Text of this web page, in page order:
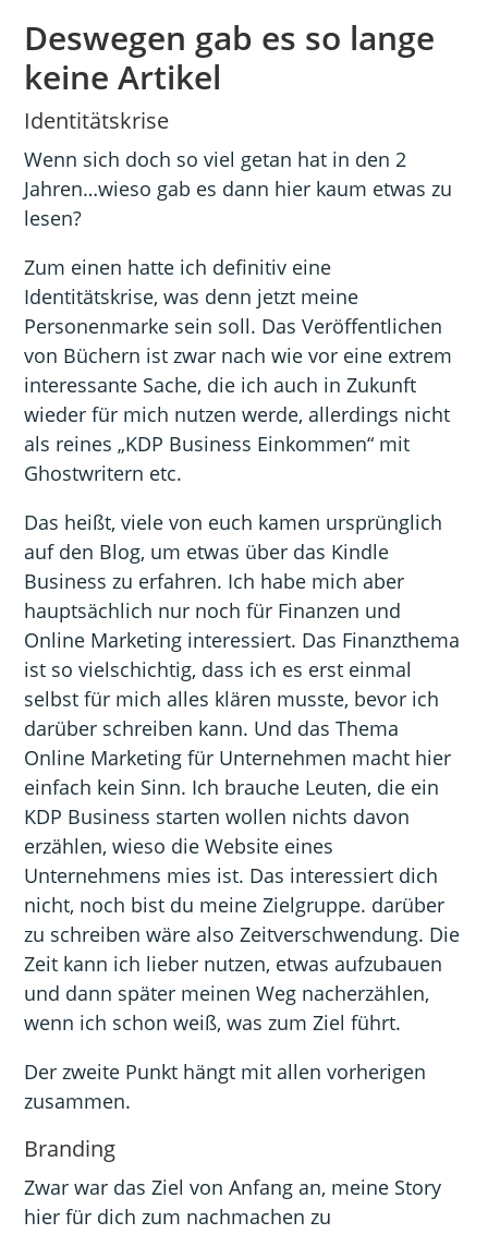
Deswegen gab es so lange
keine Artikel
Identitätskrise
Wenn sich doch so viel getan hat in den 2
Jahren…wieso gab es dann hier kaum etwas zu
lesen?
Zum einen hatte ich definitiv eine
Identitätskrise, was denn jetzt meine
Personenmarke sein soll. Das Veröffentlichen
von Büchern ist zwar nach wie vor eine extrem
interessante Sache, die ich auch in Zukunft
wieder für mich nutzen werde, allerdings nicht
als reines „KDP Business Einkommen“ mit
Ghostwritern etc.
Das heißt, viele von euch kamen ursprünglich
auf den Blog, um etwas über das Kindle
Business zu erfahren. Ich habe mich aber
hauptsächlich nur noch für Finanzen und
Online Marketing interessiert. Das Finanzthema
ist so vielschichtig, dass ich es erst einmal
selbst für mich alles klären musste, bevor ich
darüber schreiben kann. Und das Thema
Online Marketing für Unternehmen macht hier
einfach kein Sinn. Ich brauche Leuten, die ein
KDP Business starten wollen nichts davon
erzählen, wieso die Website eines
Unternehmens mies ist. Das interessiert dich
nicht, noch bist du meine Zielgruppe. darüber
zu schreiben wäre also Zeitverschwendung. Die
Zeit kann ich lieber nutzen, etwas aufzubauen
und dann später meinen Weg nacherzählen,
wenn ich schon weiß, was zum Ziel führt.
Der zweite Punkt hängt mit allen vorherigen
zusammen.
Branding
Zwar war das Ziel von Anfang an, meine Story
hier für dich zum nachmachen zu